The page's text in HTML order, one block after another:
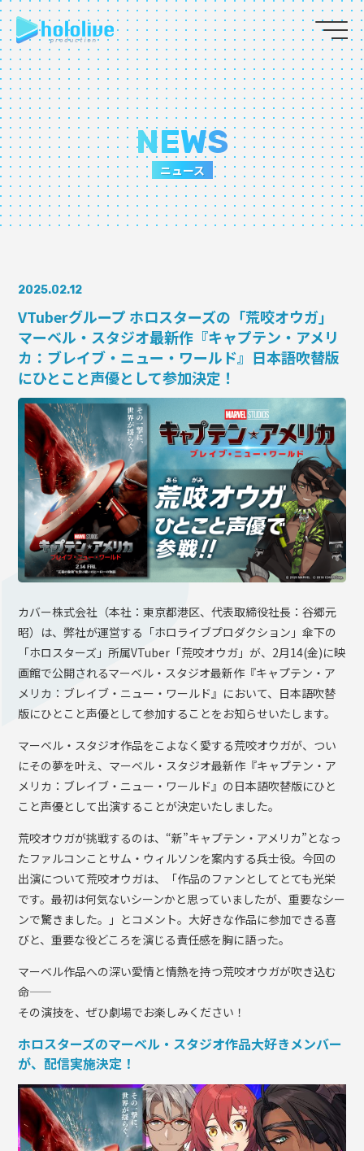
EN
JP
ABOUT
TALENT
NEWS
COLLABORATION
SUPPORT ADVERTISING
OFFICIAL SHOP
HOLODULE
会社概要
プライバシーポリシー
未成年の方々へのお願い
二次創作ガイドライン
よくある質問
サポーターガイドライン
NEWS
ニュース
2025.02.12
VTuberグループ ホロスターズの「荒咬オウガ」
マーベル・スタジオ最新作『キャプテン・アメリ
カ：ブレイブ・ニュー・ワールド』日本語吹替版
にひとこと声優として参加決定！
カバー株式会社（本社：東京都港区、代表取締役社長：谷郷元
昭）は、弊社が運営する「ホロライブプロダクション」傘下の
「ホロスターズ」所属VTuber「荒咬オウガ」が、2月14(金)に映
画館で公開されるマーベル・スタジオ最新作『キャプテン・ア
メリカ：ブレイブ・ニュー・ワールド』において、日本語吹替
版にひとこと声優として参加することをお知らせいたします。
マーベル・スタジオ作品をこよなく愛する荒咬オウガが、つい
にその夢を叶え、マーベル・スタジオ最新作『キャプテン・ア
メリカ：ブレイブ・ニュー・ワールド』の日本語吹替版にひと
こと声優として出演することが決定いたしました。
荒咬オウガが挑戦するのは、“新”キャプテン・アメリカ”となっ
たファルコンことサム・ウィルソンを案内する兵士役。今回の
出演について荒咬オウガは、「作品のファンとしてとても光栄
です。最初は何気ないシーンかと思っていましたが、重要なシー
ンで驚きました。」とコメント。大好きな作品に参加できる喜
びと、重要な役どころを演じる責任感を胸に語った。
マーベル作品への深い愛情と情熱を持つ荒咬オウガが吹き込む
命――
その演技を、ぜひ劇場でお楽しみください！
ホロスターズのマーベル・スタジオ作品大好きメンバー
が、配信実施決定！